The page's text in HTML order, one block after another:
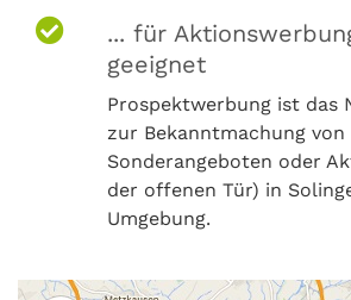
... für
geeignet
Prospektwerbung ist das
zur Bekanntmachung von
Sonderangeboten oder
der offenen Tür) in
Umgebung.